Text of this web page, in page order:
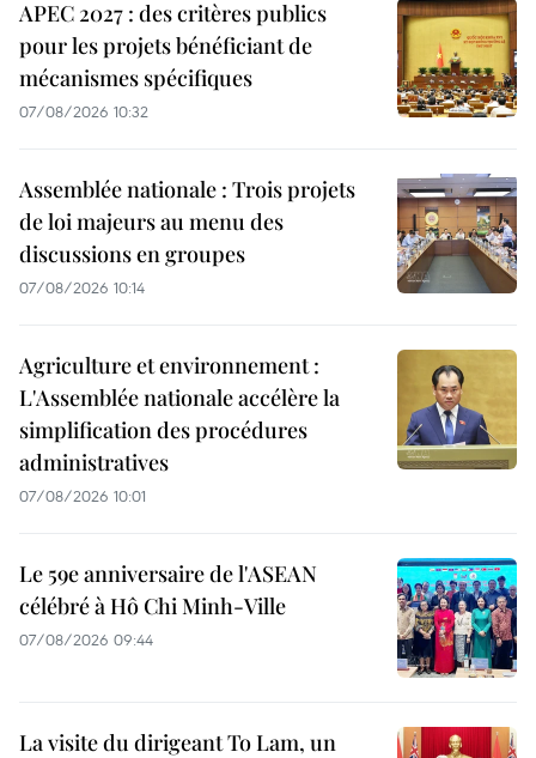
APEC 2027 : des critères publics
pour les projets bénéficiant de
mécanismes spécifiques
07/08/2026 10:32
Assemblée nationale : Trois projets
de loi majeurs au menu des
discussions en groupes
07/08/2026 10:14
Agriculture et environnement :
L'Assemblée nationale accélère la
simplification des procédures
administratives
07/08/2026 10:01
Le 59e anniversaire de l'ASEAN
célébré à Hô Chi Minh-Ville
07/08/2026 09:44
La visite du dirigeant To Lam, un